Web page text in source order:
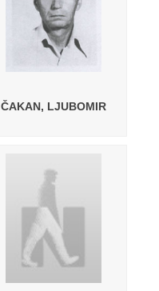
ČAKAN, LJUBOMIR